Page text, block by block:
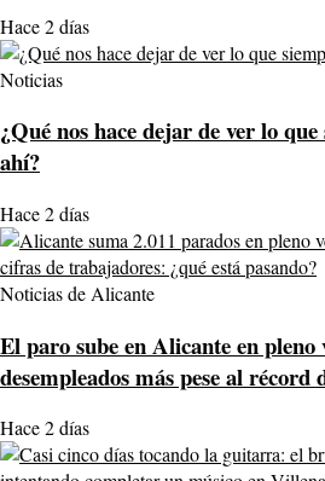
Hace 2 días
Noticias
¿Qué nos hace dejar de ver lo
ahí?
Hace 2 días
Noticias de Alicante
El paro sube en Alicante en pleno
desempleados más pese al récord
Hace 2 días